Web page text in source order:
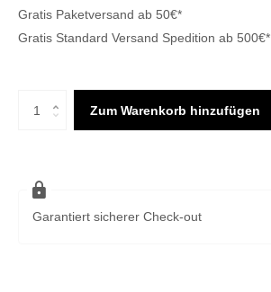
Gratis Paketversand ab 50€*
Gratis Standard Versand Spedition ab 500€*
Zum Warenkorb hinzufügen
Garantiert sicherer Check-out